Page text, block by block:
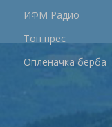
ИФМ Радио
Топ прес
Опленачка берба